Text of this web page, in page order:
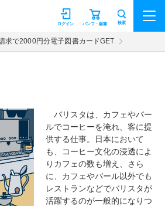
ン パンフ・願書
ログイン 検索
求で2000円分電子図書カードGET
バリスタは、カフェやバー
ルでコーヒーを淹れ、客に提
供する仕事。日本において
も、コーヒー文化の浸透によ
りカフェの数も増え、さら
に、カフェやバール以外でも
レストランなどでバリスタが
活躍するのが一般的になりつ